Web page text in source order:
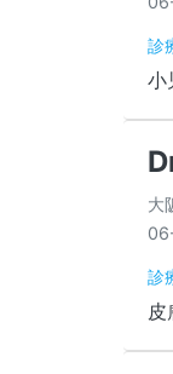
診
小
大
診
皮